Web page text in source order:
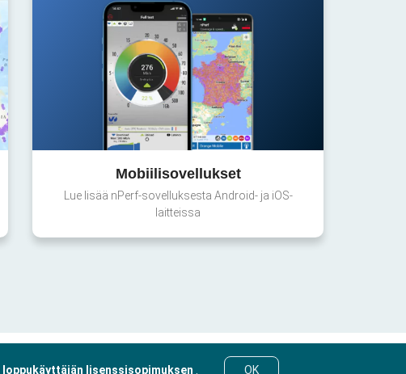
Mobiilisovellukset
Lue lisää nPerf-sovelluksesta Android- ja iOS-
laitteissa
loppukäyttäjän lisenssisopimuksen OK